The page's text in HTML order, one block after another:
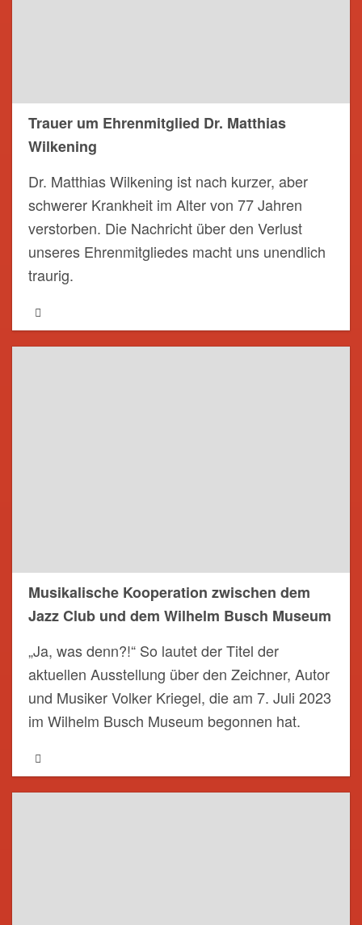
Trauer um Ehrenmitglied Dr. Matthias
Wilkening
Dr. Matthias Wilkening ist nach kurzer, aber
schwerer Krankheit im Alter von 77 Jahren
verstorben. Die Nachricht über den Verlust
unseres Ehrenmitgliedes macht uns unendlich
traurig.
Musikalische Kooperation zwischen dem
Jazz Club und dem Wilhelm Busch Museum
„Ja, was denn?!“ So lautet der Titel der
aktuellen Ausstellung über den Zeichner, Autor
und Musiker Volker Kriegel, die am 7. Juli 2023
im Wilhelm Busch Museum begonnen hat.